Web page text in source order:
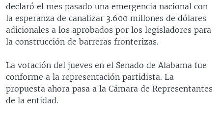
declaró el mes pasado una emergencia nacional con
la esperanza de canalizar 3.600 millones de dólares
adicionales a los aprobados por los legisladores para
la construcción de barreras fronterizas.
La votación del jueves en el Senado de Alabama fue
conforme a la representación partidista. La
propuesta ahora pasa a la Cámara de Representantes
de la entidad.